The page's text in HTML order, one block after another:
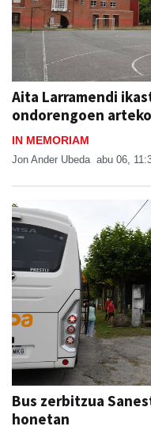
Aita Larramendi
ondorengoen
IN MEMORIAM
Jon Ander Ubeda abu 06,
Bus zerbitzua
honetan